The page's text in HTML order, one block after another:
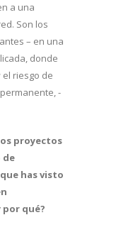
a una
Son los
– en una
donde
riesgo de
-
proyectos
de
has visto
qué?